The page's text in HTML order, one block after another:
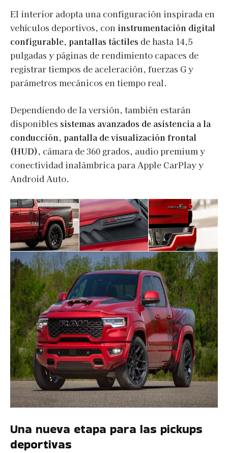
El interior adopta una configuración inspirada en
vehículos deportivos, con instrumentación digital
configurable, pantallas táctiles de hasta 14,5
pulgadas y páginas de rendimiento capaces de
registrar tiempos de aceleración, fuerzas G y
parámetros mecánicos en tiempo real.
Dependiendo de la versión, también estarán
disponibles sistemas avanzados de asistencia a la
conducción, pantalla de visualización frontal
(HUD), cámara de 360 grados, audio premium y
conectividad inalámbrica para Apple CarPlay y
Android Auto.
Una nueva etapa para las pickups
deportivas